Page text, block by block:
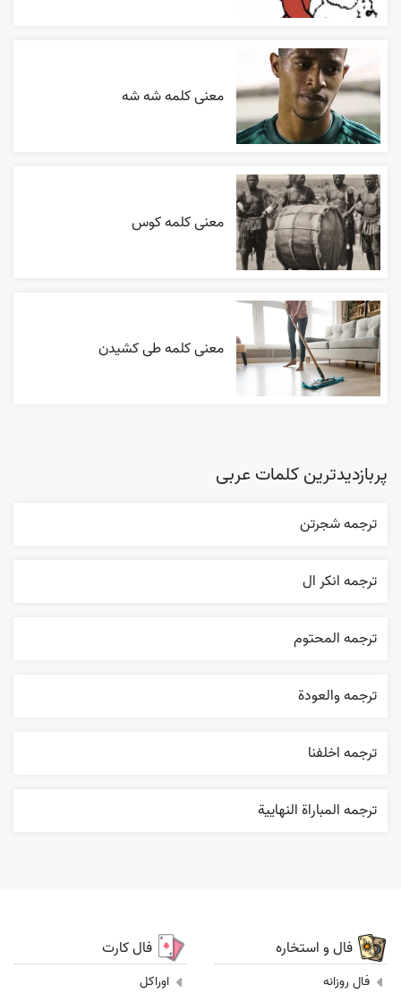
معنی کلمه شه شه
معنی کلمه کوس
معنی کلمه طی کشیدن
پربازدیدترین کلمات عربی
ترجمه شجرتن
ترجمه انکر ال
ترجمه المحتوم
ترجمه والعودة
ترجمه اخلفنا
ترجمه المباراة النهایية
فال و استخاره
فال روزانه
فال کارت
اوراکل